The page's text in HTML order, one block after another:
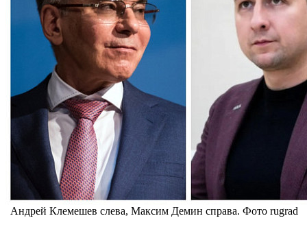
Андрей Клемешев слева, Максим Демин справа. Фото rugrad